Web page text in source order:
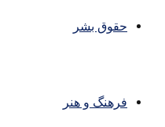
حقوق بشر
فرهنگ و هنر